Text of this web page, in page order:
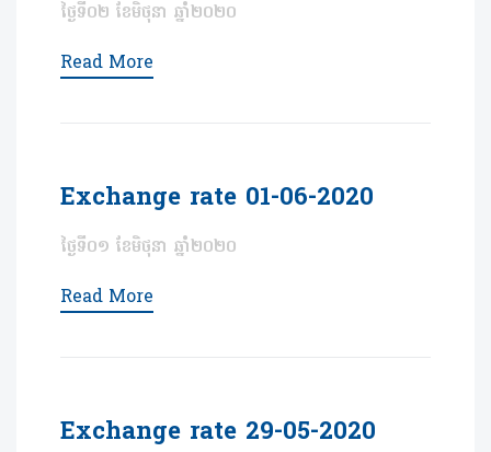
ថ្ងៃទី០២ ខែមិថុនា ឆ្នាំ២០២០
Read More
Exchange rate 01-06-2020
ថ្ងៃទី០១ ខែមិថុនា ឆ្នាំ២០២០
Read More
Exchange rate 29-05-2020